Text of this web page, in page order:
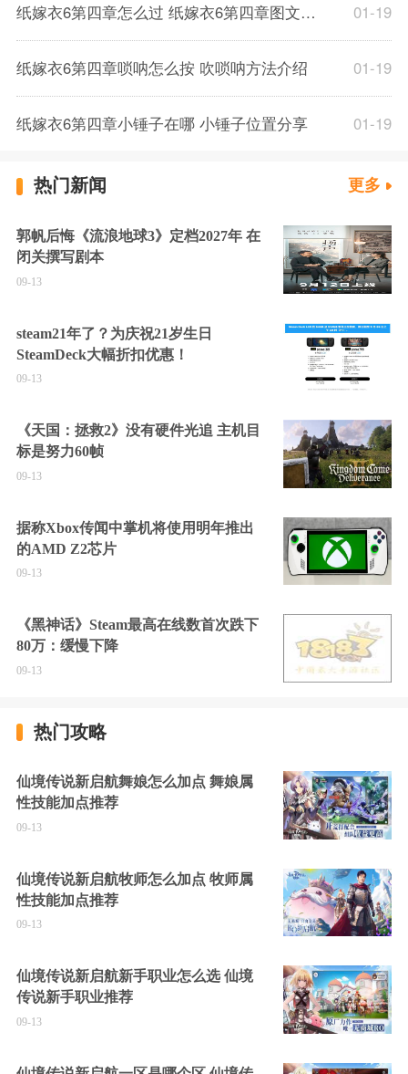
纸嫁衣6第四章怎么过 纸嫁衣6第四章图文攻略 01-19
纸嫁衣6第四章唢呐怎么按 吹唢呐方法介绍 01-19
纸嫁衣6第四章小锤子在哪 小锤子位置分享 01-19
热门新闻 更多
郭帆后悔《流浪地球3》定档2027年 在
闭关撰写剧本
09-13
steam21年了？为庆祝21岁生日
SteamDeck大幅折扣优惠！
09-13
《天国：拯救2》没有硬件光追 主机目
标是努力60帧
09-13
据称Xbox传闻中掌机将使用明年推出
的AMD Z2芯片
09-13
《黑神话》Steam最高在线数首次跌下
80万：缓慢下降
09-13
热门攻略
仙境传说新启航舞娘怎么加点 舞娘属
性技能加点推荐
09-13
仙境传说新启航牧师怎么加点 牧师属
性技能加点推荐
09-13
仙境传说新启航新手职业怎么选 仙境
传说新手职业推荐
09-13